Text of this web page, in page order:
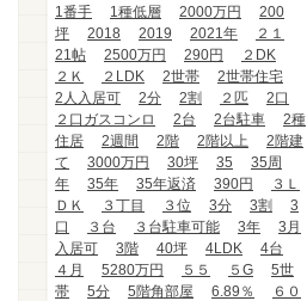
1番手
1種低層 2000万円
200
坪
2018 2019 2021年
２１
21帖
2500万円 290円
２DK
２Ｋ
２LDK 2世帯
2世帯住宅
2人入居可
2分 2割 ２匹
2口
２口ガスコンロ
2台 2台駐車
2種
住居
2週間 2階 2階以上
2階建
て
3000万円 30坪 35
35周
年
35年 35年返済 390円
３Ｌ
ＤＫ
３丁目 ３位 3分 3割
3
口
３台 ３台駐車可能 3年
3月
入居可
3階 40坪 4LDK
4台
４月
5280万円 ５５ ５G
5世
帯
5分 5階角部屋 6.89％
６０